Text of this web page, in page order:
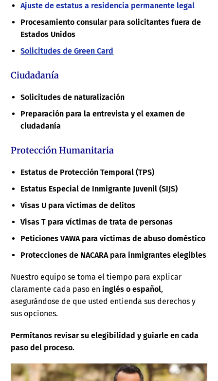
Ajuste de estatus a residencia permanente legal
Procesamiento consular para solicitantes fuera de
Estados Unidos
Solicitudes de Green Card
Ciudadanía
Solicitudes de naturalización
Preparación para la entrevista y el examen de
ciudadanía
Protección Humanitaria
Estatus de Protección Temporal (TPS)
Estatus Especial de Inmigrante Juvenil (SIJS)
Visas U para víctimas de delitos
Visas T para víctimas de trata de personas
Peticiones VAWA para víctimas de abuso doméstico
Protecciones de NACARA para inmigrantes elegibles
Nuestro equipo se toma el tiempo para explicar
claramente cada paso eninglés o español,
asegurándose de que usted entienda sus derechos y
sus opciones.
Permítanos revisar su elegibilidad y guiarle en cada
paso del proceso.